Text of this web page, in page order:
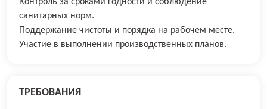
санитарных норм.
Поддержание чистоты и порядка на рабочем месте.
Участие в выполнении производственных планов.
ТРЕБОВАНИЯ